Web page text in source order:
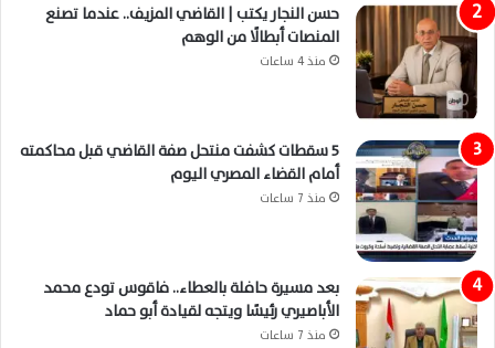
حسن النجار يكتب | القاضي المزيف.. عندما تصنع
المنصات أبطالًا من الوهم
منذ 4 ساعات
5 سقطات كشفت منتحل صفة القاضي قبل محاكمته
أمام القضاء المصري اليوم
منذ 7 ساعات
بعد مسيرة حافلة بالعطاء.. فاقوس تودع محمد
الأباصيري رئيسًا ويتجه لقيادة أبو حماد
منذ 7 ساعات